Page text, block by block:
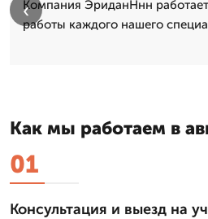
Компания ЭриданНнн
работы каждого нашего
‹
Как мы работаем в
01
Консультация и выезд на